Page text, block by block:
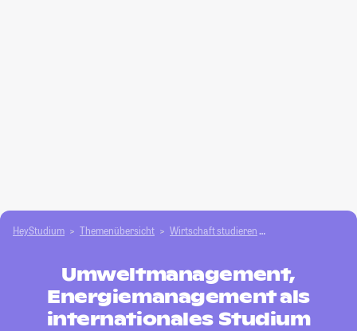
HeyStudium Themenübersicht Wirtschaft studieren
Umweltmanagement,
Energiemanagement als
internationales Studium